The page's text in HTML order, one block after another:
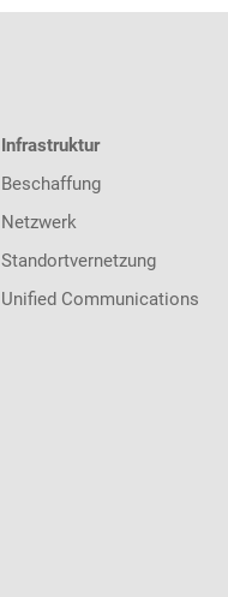
Infrastruktur
Beschaffung
Netzwerk
Standortvernetzung
Unified Communications